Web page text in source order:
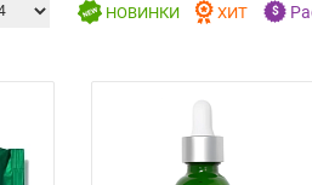
НОВИНКИ ХИТ